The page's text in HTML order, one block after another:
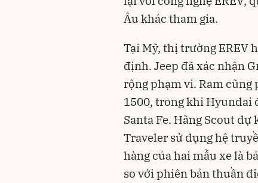
Âu khác tham gia.
Tại Mỹ, thị trường EREV
định. Jeep đã xác nhận
rộng phạm vi. Ram cũng
1500, trong khi Hyundai
Santa Fe. Hãng Scout
Traveler sử dụng hệ
hàng của hai mẫu xe là
so với phiên bản thuần